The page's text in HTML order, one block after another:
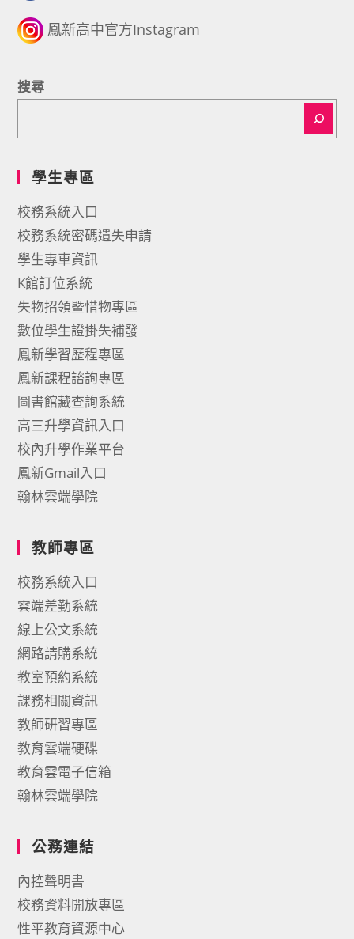
鳳新高中官方Instagram
搜尋
學生專區
校務系統入口
校務系統密碼遺失申請
學生專車資訊
K館訂位系統
失物招領暨惜物專區
數位學生證掛失補發
鳳新學習歷程專區
鳳新課程諮詢專區
圖書館藏查詢系統
高三升學資訊入口
校內升學作業平台
鳳新Gmail入口
翰林雲端學院
教師專區
校務系統入口
雲端差勤系統
線上公文系統
網路請購系統
教室預約系統
課務相關資訊
教師研習專區
教育雲端硬碟
教育雲電子信箱
翰林雲端學院
公務連結
內控聲明書
校務資料開放專區
性平教育資源中心